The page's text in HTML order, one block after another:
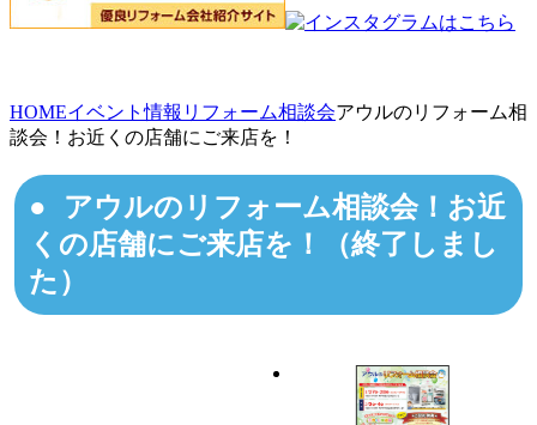
HOMEイベント情報 リフォーム相談会アウルのリフォーム相
談会！お近くの店舗にご来店を！
アウルのリフォーム相談会！お近
くの店舗にご来店を！（終了しまし
た）